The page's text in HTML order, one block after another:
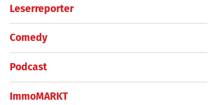
Leserreporter
Comedy
Podcast
ImmoMARKT